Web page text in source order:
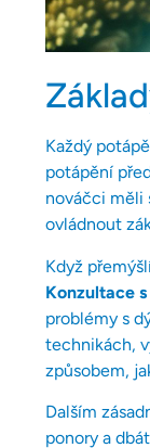
Každý
potápění
nováčci měli
ovládnout
Když
Konzultace
problémy s
technikách,
způsobem,
Dalším
ponory a